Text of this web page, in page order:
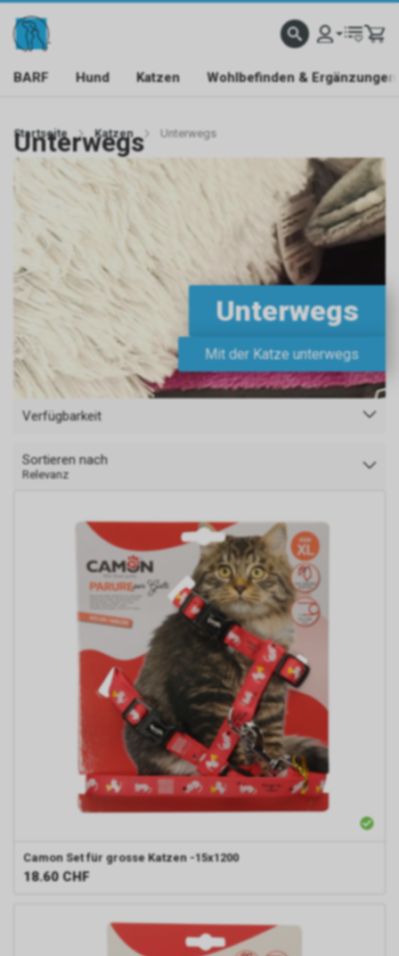
BARF Hund Katzen Wohlbefinden & Ergänzungen
Startseite Katzen Unterwegs
Unterwegs
Unterwegs
Mit der Katze unterwegs
Verfügbarkeit
Sortieren nach
Relevanz
Camon Set für grosse Katzen -15x1200
18.60 CHF